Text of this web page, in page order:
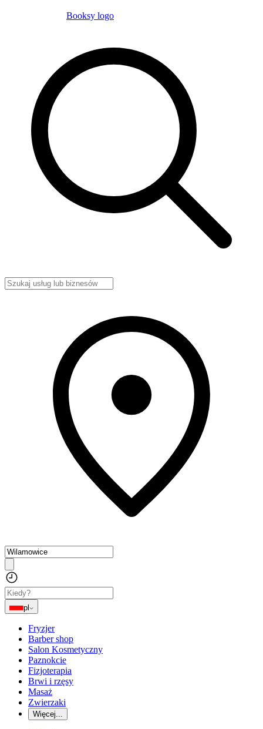
Booksy logo
pl
Fryzjer
Barber shop
Salon Kosmetyczny
Paznokcie
Fizjoterapia
Brwi i rzęsy
Masaż
Zwierzaki
Więcej...